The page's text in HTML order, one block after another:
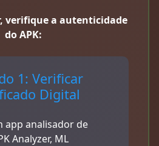
verifique a autenticidade
do APK:
1: Verificar
Digital
app analisador de
Analyzer, ML